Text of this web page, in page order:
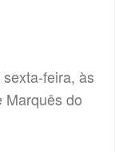
feira, às
Marquês do